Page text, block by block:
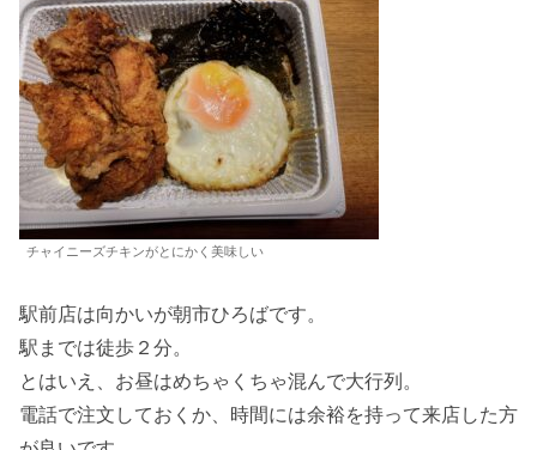
チャイニーズチキンがとにかく美味しい
駅前店は向かいが朝市ひろばです。
駅までは徒歩２分。
とはいえ、お昼はめちゃくちゃ混んで大行列。
電話で注文しておくか、時間には余裕を持って来店した方